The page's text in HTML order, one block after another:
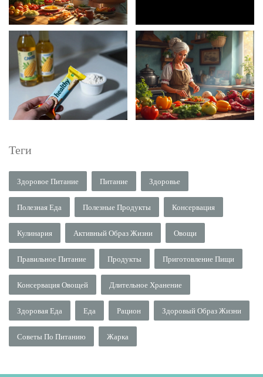
Теги
Здоровое Питание Питание Здоровье
Полезная Еда Полезные Продукты Консервация
Кулинария Активный Образ Жизни Овощи
Правильное Питание Продукты Приготовление Пищи
Консервация Овощей Длительное Хранение
Здоровая Еда Еда Рацион Здоровый Образ Жизни
Советы По Питанию Жарка